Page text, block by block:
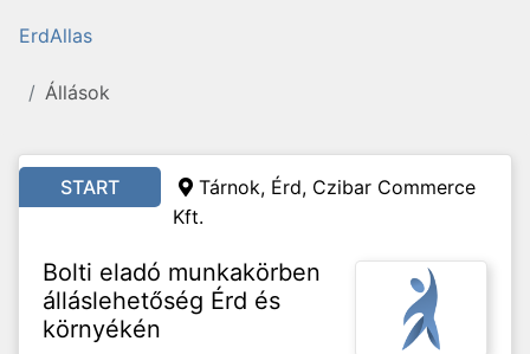
ErdAllas
Állások
START Tárnok, Érd, Czibar Commerce
Kft.
Bolti eladó munkakörben
álláslehetőség Érd és
környékén